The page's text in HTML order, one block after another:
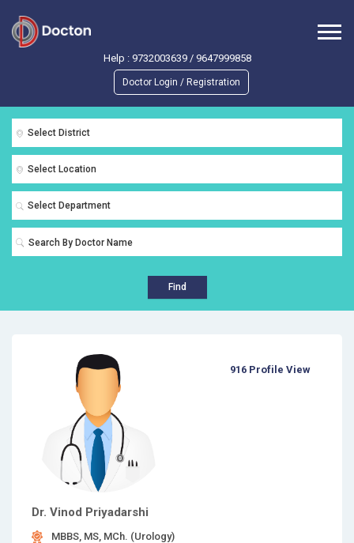
Help : 9732003639/ 9647999858
Doctor Login / Registration
Select District
Select Location
Select Department
Find
Dr. Vinod Priyadarshi
MBBS, MS, MCh. (Urology)
916 Profile View